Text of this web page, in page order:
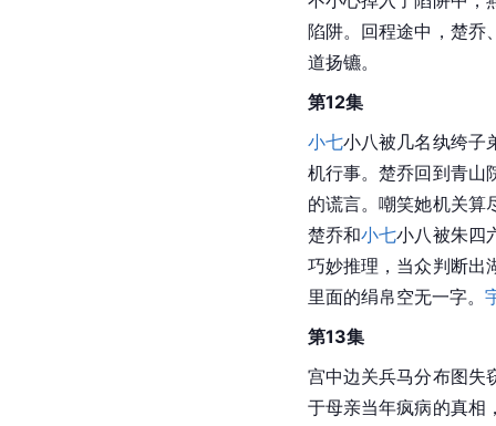
陷阱。回程途中，楚乔
道扬镳。
第12集
小七小八被几名纨绔子
机行事。楚乔回到青山
的谎言。嘲笑她机关算
楚乔和小七小八被朱四
巧妙推理，当众判断出
里面的绢帛空无一字。
第13集
宫中边关兵马分布图失
于母亲当年疯病的真相